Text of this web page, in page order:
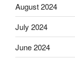
August 2024
July 2024
June 2024